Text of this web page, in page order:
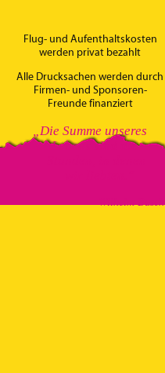
Flug- und Aufenthaltskosten
werden privat bezahlt
Alle Drucksachen werden durch
Firmen- und Sponsoren-
Freunde finanziert
„Die Summe unseres
Lebens sind die
Wilhelm Busch